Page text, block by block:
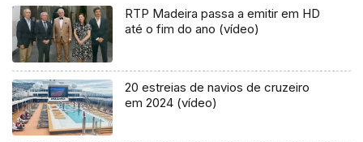
RTP Madeira passa a emitir em HD
até o fim do ano (vídeo)
20 estreias de navios de cruzeiro
em 2024 (vídeo)